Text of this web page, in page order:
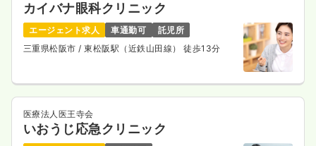
カイバナ眼科クリニック
エージェント求人 車通勤可
託児所
三重県松阪市 / 東松阪駅（近鉄山田線） 徒歩13分
医療法人医王寺会
いおうじ応急クリニック